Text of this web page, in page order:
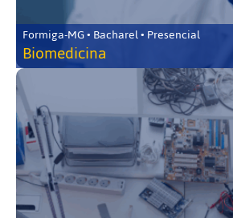
Formiga-MG • Bacharel • Presencial
Biomedicina